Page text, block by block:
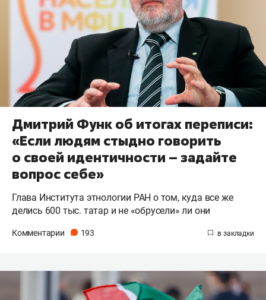
Дмитрий Функ об итогах переписи:
«Если людям стыдно говорить
о своей идентичности – задайте
вопрос себе»
Глава Института этнологии РАН о том, куда все же
делись 600 тыс. татар и не «обрусели» ли они
Комментарии 193